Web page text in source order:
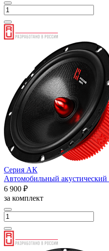
Серия АК
Автомобильный
6 900 ₽
за комплект